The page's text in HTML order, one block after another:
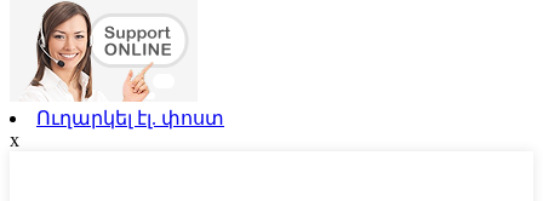
Ուղարկել էլ. փոստ
x